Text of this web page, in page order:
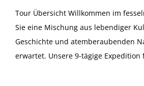
Tour Übersicht Willkommen im
Sie eine Mischung aus lebendiger
Geschichte und atemberaubenden
erwartet. Unsere 9-tägige Expedition